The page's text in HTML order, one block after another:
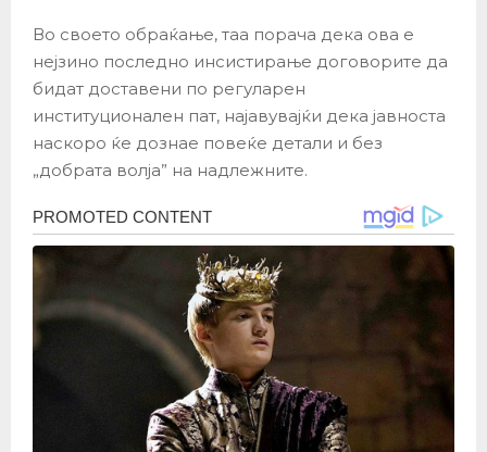
Во своето обраќање, таа порача дека ова е
нејзино последно инсистирање договорите да
бидат доставени по регуларен
институционален пат, најавувајќи дека јавноста
наскоро ќе дознае повеќе детали и без
„добрата волја” на надлежните.